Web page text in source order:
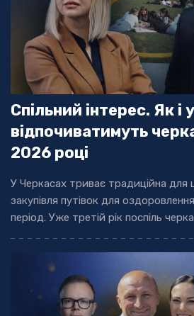
Спільний інтерес. Як і
відпочиватимуть
2026 році
У Черкасах триває традиційна для
закупівля путівок для оздоровлення
період. Уже третій рік поспіль